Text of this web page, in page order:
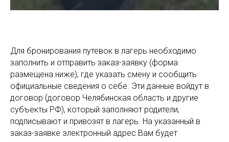
Для бронирования путевок в лагерь необходимо
заполнить и отправить заказ-заявку (форма
размещена ниже), где указать смену и сообщить
официальные сведения о себе. Эти данные войдут в
договор (договор Челябинская область и другие
субъекты РФ), который заполняют родители,
подписывают и привозят в лагерь. На указанный в
заказ-заявке электронный адрес Вам будет